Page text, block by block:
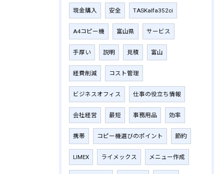
現金購入 安全 TASKalfa352ci
A4コピー機 富山県 サービス
手厚い 説明 見積 富山
経費削減 コスト管理
ビジネスオフィス 仕事の役立ち情報
会社経営 最短 事務用品 効率
携帯 コピー機選びのポイント 節約
LIMEX ライメックス メニュー作成